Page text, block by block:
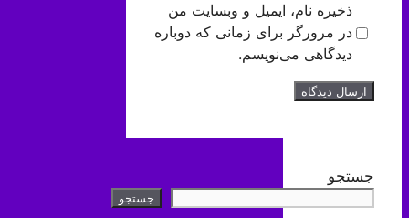
ذخیره نام، ایمیل و وبسایت من
در مرورگر برای زمانی که دوباره
دیدگاهی می‌نویسم.
جستجو
جستجو